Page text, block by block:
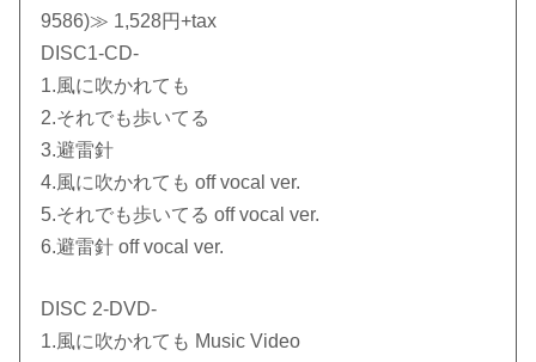
9586)≫ 1,528円+tax
DISC1-CD-
1.風に吹かれても
2.それでも歩いてる
3.避雷針
4.風に吹かれても off vocal ver.
5.それでも歩いてる off vocal ver.
6.避雷針 off vocal ver.
DISC 2-DVD-
1.風に吹かれても Music Video